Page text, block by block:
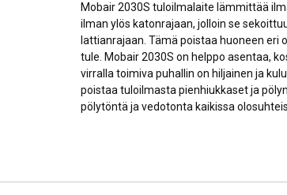
Mobair 2030S tuloilmalaite lämmittää
ilman ylös katonrajaan, jolloin se
lattianrajaan. Tämä poistaa huoneen eri
tule. Mobair 2030S on helppo asentaa,
virralla toimiva puhallin on hiljainen ja
poistaa tuloilmasta pienhiukkaset ja
pölytöntä ja vedotonta kaikissa